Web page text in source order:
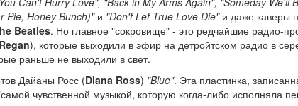
Pie, Honey Bunch)"и "Don't Let True Love Die"и даже каверы
Beatles. Но главное "сокровище" - это редчайшие радио-
), которые выходили в эфир на детройтском радио в
раньше не выходили в свет.
Дайаны Росс (Diana Ross) "Blue". Эта пластинка,
чувственной музыкой, которую когда-либо исполняла